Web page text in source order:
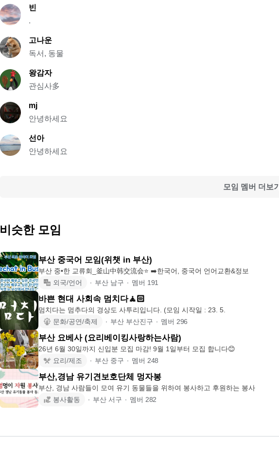
빈
.
고나운
독서, 동물
왕감자
관심사多
mj
안녕하세요
선아
안녕하세요
모임 멤버 더보기
비슷한 모임
부산 중국어 모임(위챗 in 부산)
부산 중•한 교류회_釜山中韩交流会⭐️ ➡️한국어, 중국어 언어교환&정보
외국/언어
∙ 부산 남구 ∙ 멤버 191
바쁜 현대 사회속 멈치다🧘🏻
멈치다는 멈추다의 경상도 사투리입니다. (모임 시작일 : 23. 5.
문화/공연/축제
∙ 부산 부산진구 ∙ 멤버 296
부산 요베사 (요리베이킹사랑하는사람)
26년 6월 30일까지 신입분 모집 마감! 9월 1일부터 모집 합니다😊
요리/제조
∙ 부산 중구 ∙ 멤버 248
부산,경남 유기견보호단체 멍자봉
부산, 경남 사람들이 모여 유기 동물들을 위하여 봉사하고 후원하는 봉사
봉사활동
∙ 부산 서구 ∙ 멤버 282